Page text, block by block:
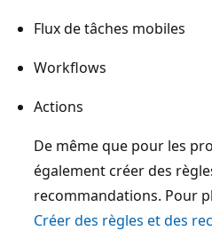
Flux de tâches mobiles
Workflows
Actions
De même que pour les
également créer des
recommandations. Pour
Créer des règles et des